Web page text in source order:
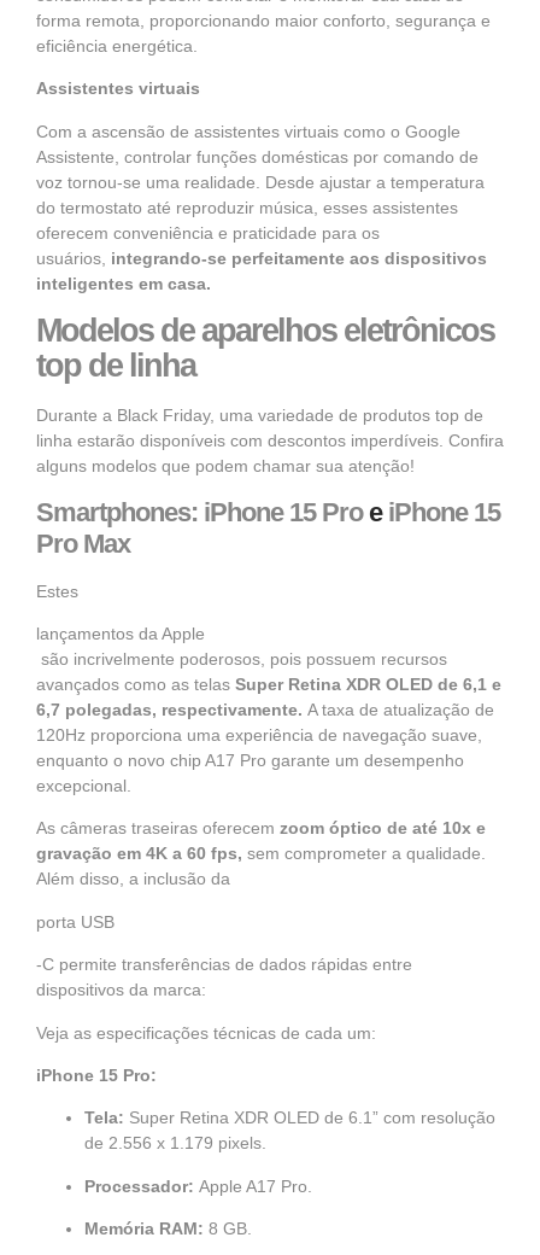
forma remota, proporcionando maior conforto, segurança e
eficiência energética.
Assistentes virtuais
Com a ascensão de assistentes virtuais como o Google
Assistente, controlar funções domésticas por comando de
voz tornou-se uma realidade. Desde ajustar a temperatura
do termostato até reproduzir música, esses assistentes
oferecem conveniência e praticidade para os
usuários, integrando-se perfeitamente aos dispositivos
inteligentes em casa.
Modelos de aparelhos eletrônicos
top de linha
Durante a Black Friday, uma variedade de produtos top de
linha estarão disponíveis com descontos imperdíveis. Confira
alguns modelos que podem chamar sua atenção!
Smartphones: iPhone 15 Proe iPhone 15
Pro Max
Estes
lançamentos da Apple
são incrivelmente poderosos, pois possuem recursos
avançados como as telas Super Retina XDR OLED de 6,1 e
6,7 polegadas, respectivamente. A taxa de atualização de
120Hz proporciona uma experiência de navegação suave,
enquanto o novo chip A17 Pro garante um desempenho
excepcional.
As câmeras traseiras oferecem zoom óptico de até 10x e
gravação em 4K a 60 fps, sem comprometer a qualidade.
Além disso, a inclusão da
porta USB
-C permite transferências de dados rápidas entre
dispositivos da marca:
Veja as especificações técnicas de cada um:
iPhone 15 Pro:
Tela: Super Retina XDR OLED de 6.1” com resolução
de 2.556 x 1.179 pixels.
Processador: Apple A17 Pro.
Memória RAM: 8 GB.